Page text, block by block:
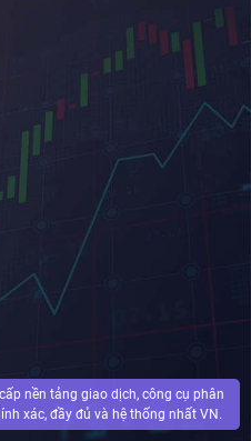
nền tảng giao dịch, công cụ phân
xác, đầy đủ và hệ thống nhất VN.